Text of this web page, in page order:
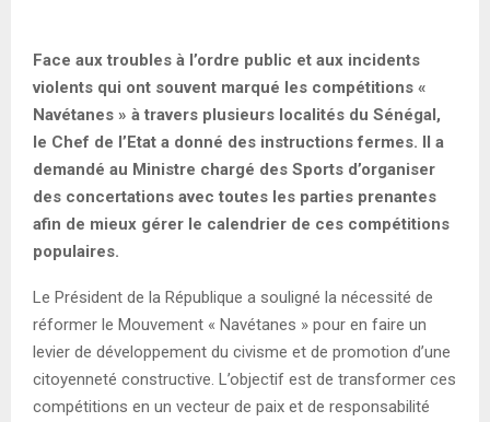
Face aux troubles à l’ordre public et aux incidents
violents qui ont souvent marqué les compétitions «
Navétanes » à travers plusieurs localités du Sénégal,
le Chef de l’Etat a donné des instructions fermes. Il a
demandé au Ministre chargé des Sports d’organiser
des concertations avec toutes les parties prenantes
afin de mieux gérer le calendrier de ces compétitions
populaires.
Le Président de la République a souligné la nécessité de
réformer le Mouvement « Navétanes » pour en faire un
levier de développement du civisme et de promotion d’une
citoyenneté constructive. L’objectif est de transformer ces
compétitions en un vecteur de paix et de responsabilité